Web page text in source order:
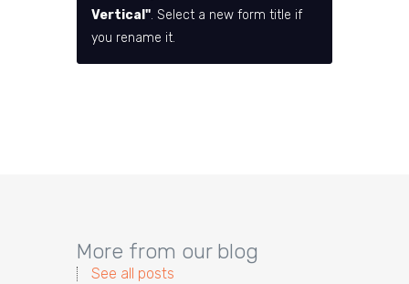
Vertical". Select a new form title if
you rename it.
More from our blog
See all posts